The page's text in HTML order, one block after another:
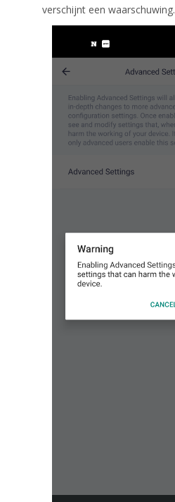
verschijnt een waarschuwing.